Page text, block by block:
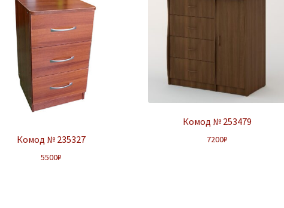
Комод № 235327
5500₽
Комод № 253479
7200₽